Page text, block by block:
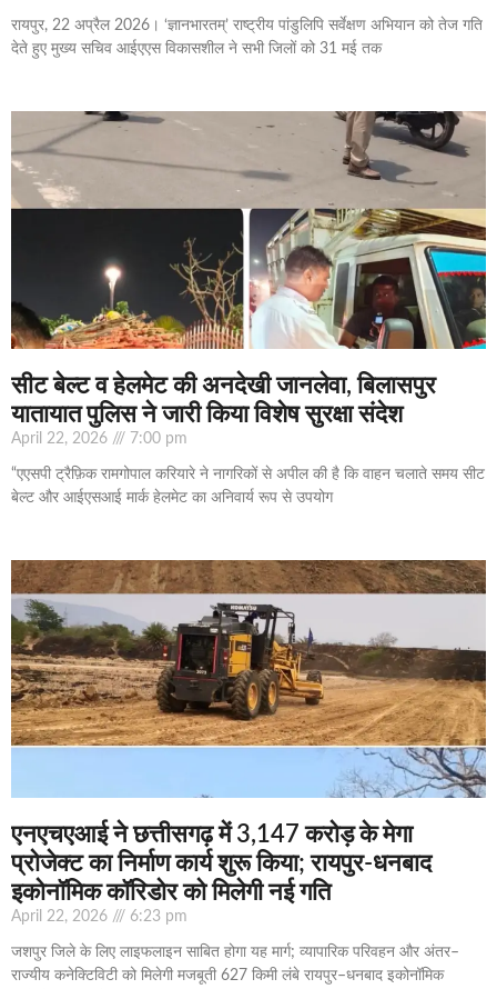
रायपुर, 22 अप्रैल 2026। ‘ज्ञानभारतम्’ राष्ट्रीय पांडुलिपि सर्वेक्षण अभियान को तेज गति
देते हुए मुख्य सचिव आईएएस विकासशील ने सभी जिलों को 31 मई तक
सीट बेल्ट व हेलमेट की अनदेखी जानलेवा, बिलासपुर
यातायात पुलिस ने जारी किया विशेष सुरक्षा संदेश
April 22, 2026 7:00 pm
“एएसपी ट्रैफ़िक रामगोपाल करियारे ने नागरिकों से अपील की है कि वाहन चलाते समय सीट
बेल्ट और आईएसआई मार्क हेलमेट का अनिवार्य रूप से उपयोग
एनएचएआई ने छत्तीसगढ़ में 3,147 करोड़ के मेगा
प्रोजेक्ट का निर्माण कार्य शुरू किया; रायपुर-धनबाद
इकोनॉमिक कॉरिडोर को मिलेगी नई गति
April 22, 2026 6:23 pm
जशपुर जिले के लिए लाइफलाइन साबित होगा यह मार्ग; व्यापारिक परिवहन और अंतर–
राज्यीय कनेक्टिविटी को मिलेगी मजबूती 627 किमी लंबे रायपुर–धनबाद इकोनॉमिक